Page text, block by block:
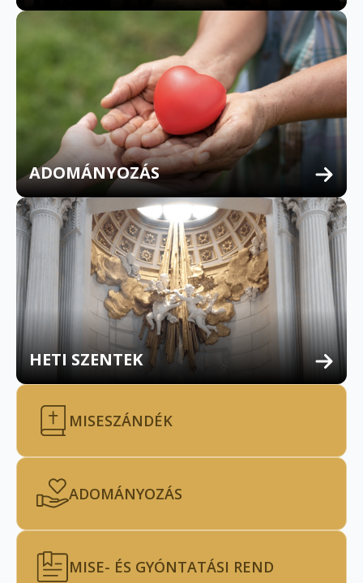
ADOMÁNYOZÁS
HETI SZENTEK
MISESZÁNDÉK
ADOMÁNYOZÁS
MISE- ÉS GYÓNTATÁSI REND